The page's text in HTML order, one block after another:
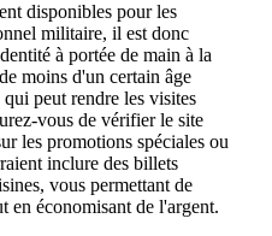
disponibles pour les
militaire, il est donc
à portée de main à la
moins d'un certain âge
peut rendre les visites
vous de vérifier le site
les promotions spéciales ou
inclure des billets
vous permettant de
en économisant de l'argent.